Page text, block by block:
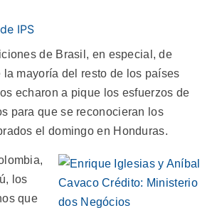
IPS
de Brasil, en especial, de
la mayoría del resto de los países
echaron a pique los esfuerzos de
para que se reconocieran los
el domingo en Honduras.
los
que